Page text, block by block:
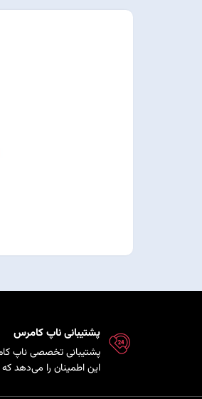
پشتیبانی ناپ کامرس
پشتیبانی تخصصی
این اطمینان را می‌دهد